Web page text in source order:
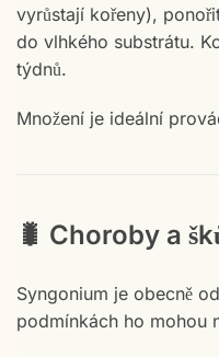
vyrůstají kořeny),
do vlhkého substrátu.
týdnů.
Množení je ideální
🐛 Choroby a
Syngonium je obecně
podmínkách ho mohou